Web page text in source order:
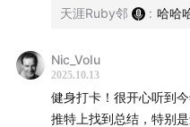
鸦Max，他在主会场蹲守
传统金融与DeFi如何从
Robinhood的全球超级
天涯Ruby邻 : 哈哈
Nic_VoIu
2025.10.13
健身打卡！很开心听到
推特上找到总结，特别